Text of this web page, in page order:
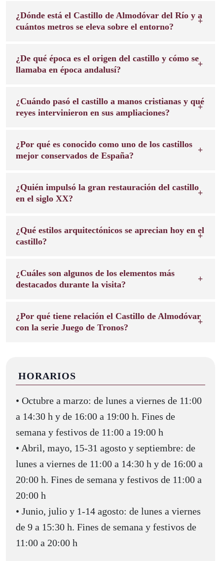
¿Dónde está el Castillo de Almodóvar del Río y a
cuántos metros se eleva sobre el entorno?
¿De qué época es el origen del castillo y cómo se
llamaba en época andalusí?
¿Cuándo pasó el castillo a manos cristianas y qué
reyes intervinieron en sus ampliaciones?
¿Por qué es conocido como uno de los castillos
mejor conservados de España?
¿Quién impulsó la gran restauración del castillo
en el siglo XX?
¿Qué estilos arquitectónicos se aprecian hoy en el
castillo?
¿Cuáles son algunos de los elementos más
destacados durante la visita?
¿Por qué tiene relación el Castillo de Almodóvar
con la serie Juego de Tronos?
HORARIOS
• Octubre a marzo: de lunes a viernes de 11:00
a 14:30 h y de 16:00 a 19:00 h. Fines de
semana y festivos de 11:00 a 19:00 h
• Abril, mayo, 15-31 agosto y septiembre: de
lunes a viernes de 11:00 a 14:30 h y de 16:00 a
20:00 h. Fines de semana y festivos de 11:00 a
20:00 h
• Junio, julio y 1-14 agosto: de lunes a viernes
de 9 a 15:30 h. Fines de semana y festivos de
11:00 a 20:00 h